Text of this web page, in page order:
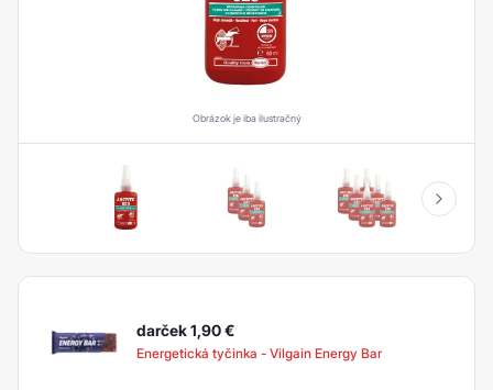
Obrázok je iba ilustračný
darček 1,90€
Energetická tyčinka - Vilgain Energy Bar